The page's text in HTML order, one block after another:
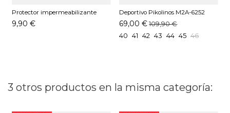
Protector impermeabilizante
Pedag 250 ML
9,90 €
Deportivo Pikolinos M2A-6252
Cuero
69,00 € 109,90 €
40 41 42 43 44 45 46
3 otros productos en la misma categoría: